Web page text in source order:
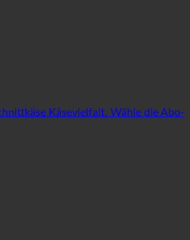
Käsevielfalt. Wähle die Abo-